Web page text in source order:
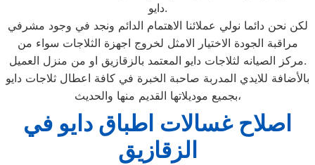
دايو.
لكن نحن دائما نولي عملائنا الاهتمام الدائم ونجد في وجود مشرفي
مراقبة الجودة الاختيار الامثل لخروج اجهزة الثلاجات سواء من
مركز الصيانه لثلاجات دايو المعتمد بالزقازيق او من منزل العميل.
بالأضافة للايدي المدربة صاحبة الخبرة في كافة اعطال ثلاجات دايو
بجميع موديلاتها القديم منها والحديث،
اصلاح غسالات اطباق دايو في
الزقازيق